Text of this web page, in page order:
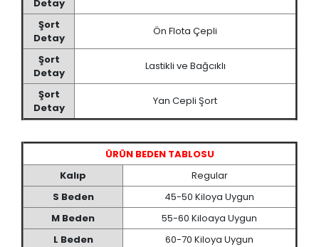
Detay
Şort
Detay
Ön Flota Çepli
Şort
Detay
Lastikli ve Bağcıklı
Şort
Detay
Yan Cepli Şort
ÜRÜN BEDEN TABLOSU
Kalıp
Regular
S Beden
45-50 Kiloya Uygun
M Beden
55-60 Kiloaya Uygun
L Beden
60-70 Kiloya Uygun